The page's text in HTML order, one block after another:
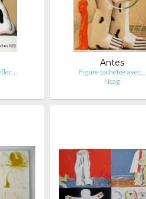
Antes
Figure tachetée avec…
Ncag